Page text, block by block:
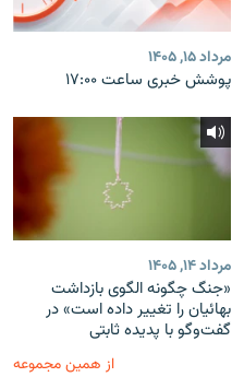
مرداد ۱۵, ۱۴۰۵
پوشش خبری ساعت ۱۷:۰۰
مرداد ۱۴, ۱۴۰۵
«جنگ چگونه الگوی بازداشت
بهائیان را تغییر داده است» در
گفت‌وگو با پدیده ثابتی
از همین مجموعه